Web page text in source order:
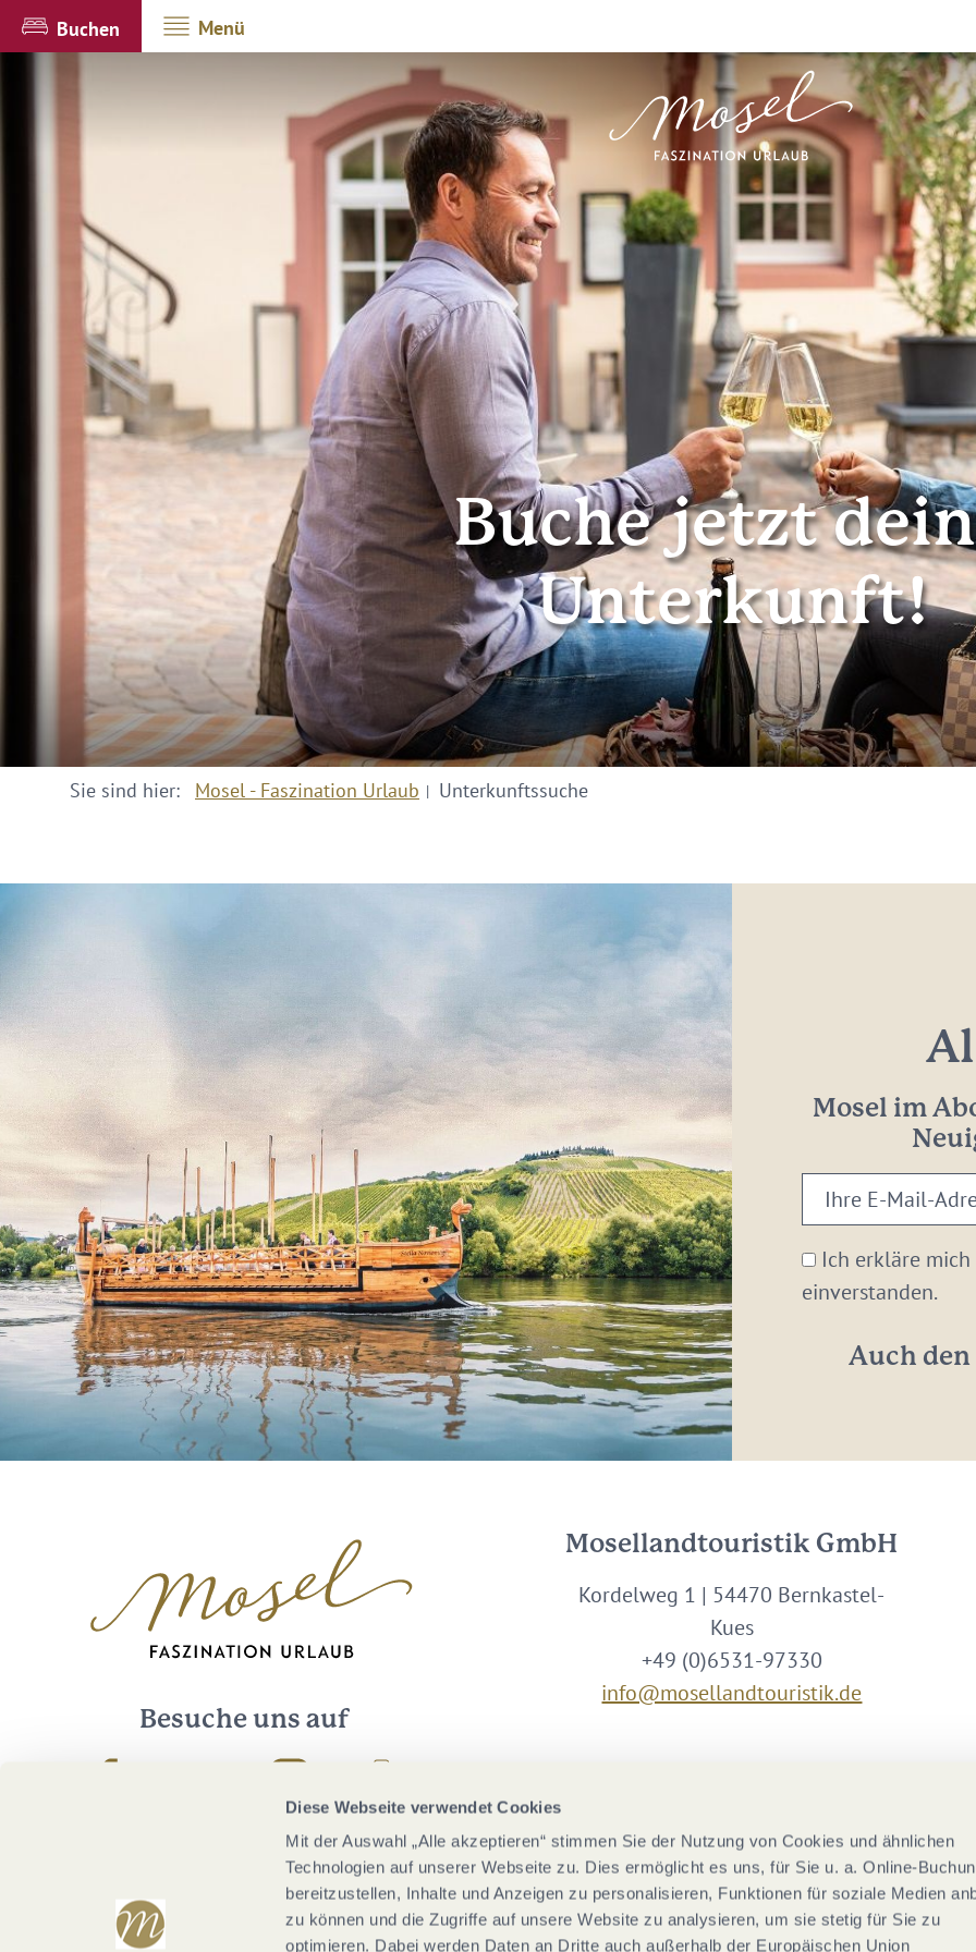
Diese Webseite verwendet Cookies
Mit der Auswahl „Alle akzeptieren“ stimmen Sie der Nutzung von Cookies und ähnlichen
Technologien auf unserer Webseite zu. Dies ermöglicht es uns, für Sie u. a. Online-
bereitzustellen, Inhalte und Anzeigen zu personalisieren, Funktionen für soziale Medien
zu können und die Zugriffe auf unsere Website zu analysieren, um sie stetig für Sie zu
optimieren. Dabei werden Daten an Dritte auch außerhalb der Europäischen Union
Buchen Menü
Buche jetzt
Unterkunft!
Sie sind hier: Mosel - Faszination Urlaub Unterkunftssuche
Mosel im
Ihre
E-
Mail-
Adresse:
Ich erkläre
einverstanden.
Auch den
Besuche uns auf
Mosellandtouristik GmbH
Kordelweg 1 | 54470 Bernkastel-
Kues
+49 (0)6531-97330
info@mosellandtouristik.de